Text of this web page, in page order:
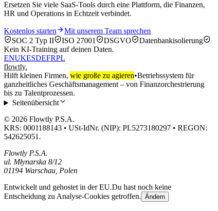
Ersetzen Sie viele SaaS-Tools durch eine Plattform, die Finanzen,
HR und Operations in Echtzeit verbindet.
Kostenlos starten
Mit unserem Team sprechen
SOC 2 Typ II
ISO 27001 DSGVO
Datenbankisolierung
Kein KI‑Training auf deinen Daten.
ENUKESDEFRPL
flowtly.
Hilft kleinen Firmen, wie große zu agieren•Betriebssystem für
ganzheitliches Geschäftsmanagement – von Finanzorchestrierung
bis zu Talentprozessen.
Seitenübersicht
© 2026 Flowtly P.S.A.
KRS: 0001188143 • USt-IdNr. (NIP): PL5273180297 • REGON:
542625051.
Flowtly P.S.A.
ul. Młynarska 8/12
01194 Warschau, Polen
Entwickelt und gehostet in der EU.Du hast noch keine
Entscheidung zu Analyse-Cookies getroffen. Ändern